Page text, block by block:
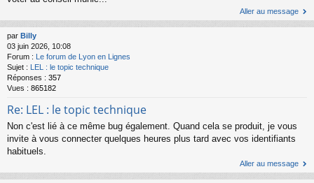
Aller au message
par Billy
03 juin 2026, 10:08
Forum :
Le forum de Lyon en Lignes
Sujet :
LEL : le topic technique
Réponses : 357
Vues : 865182
Re: LEL : le topic technique
Non c'est lié à ce même bug également. Quand cela se produit, je vous
invite à vous connecter quelques heures plus tard avec vos identifiants
habituels.
Aller au message